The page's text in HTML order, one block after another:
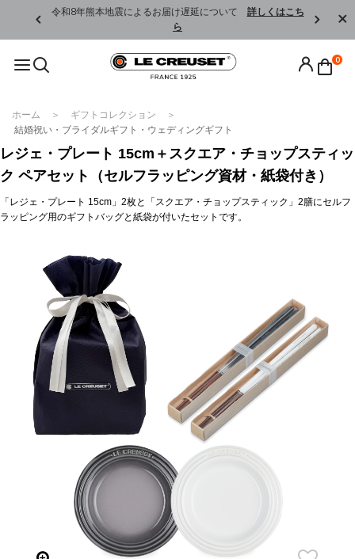
令和8年熊本地震によるお届け遅延について 詳しくはこち
ら
0
ホーム
ギフトコレクション
結婚祝い・ブライダルギフト・ウェディングギフト
レジェ・プレート 15cm＋スクエア・チョップスティッ
ク ペアセット（セルフラッピング資材・紙袋付き）
「レジェ・プレート 15cm」2枚と「スクエア・チョップスティック」2膳にセルフ
ラッピング用のギフトバッグと紙袋が付いたセットです。